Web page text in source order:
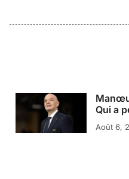
Qui a
Août 6,